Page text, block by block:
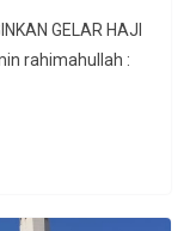
GELAR HAJI
rahimahullah :